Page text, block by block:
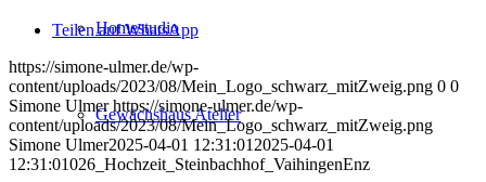
Homestudio
Gewächshaus Atelier
Teilen auf WhatsApp
https://simone-ulmer.de/wp-
content/uploads/2023/08/Mein_Logo_schwarz_mitZweig.png 0 0
Simone Ulmer https://simone-ulmer.de/wp-
content/uploads/2023/08/Mein_Logo_schwarz_mitZweig.png
Simone Ulmer2025-04-01 12:31:01 2025-04-01
12:31:01026_Hochzeit_Steinbachhof_VaihingenEnz